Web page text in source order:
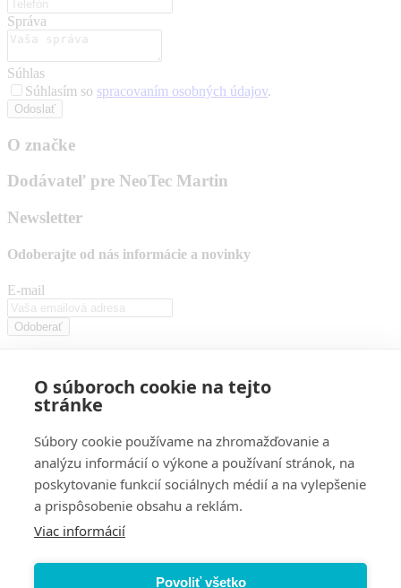
O súboroch cookie na tejto
stránke
Súbory cookie používame na zhromažďovanie a
analýzu informácií o výkone a používaní stránok, na
poskytovanie funkcií sociálnych médií a na vylepšenie
a prispôsobenie obsahu a reklám.
Viac informácií
Povoliť všetko
Správa
Súhlas
Súhlasím so spracovaním osobných údajov.
Odoslať
O značke
Dodávateľ pre NeoTec Martin
Newsletter
Odoberajte od nás informácie a novinky
E-mail
Odoberať
Email
Obchodné oddelenie
+421 43 422 47 48
Ekonomické oddelenie
+421 43 426 08 04
Servis
+421 903 207 409
Úvod Eshop Služby
Brezová 13